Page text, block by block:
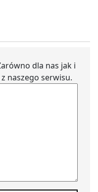
dla nas jak i
naszego serwisu.